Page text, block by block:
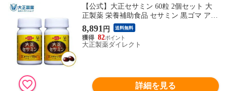
【公式】大正セサミン 60粒 2個セット 大
正製薬 栄養補助食品 セサミン 黒ゴマ アマ
ニ油 エゴマ油
8,891 円 送料無料
82
大正製薬ダイレクト
詳細を見る